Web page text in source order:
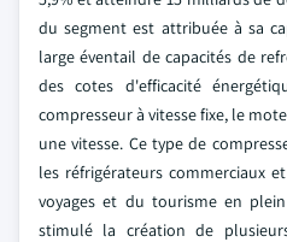
du segment est attribuée à sa
large éventail de capacités de
des cotes d'efficacité
compresseur à vitesse fixe, le
une vitesse. Ce type de
les réfrigérateurs commerciaux
voyages et du tourisme en
stimulé la création de